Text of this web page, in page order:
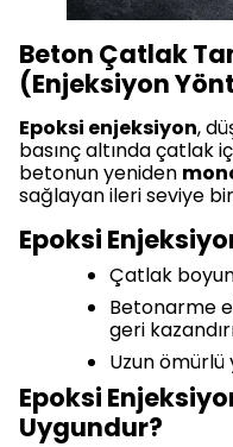
Beton Çatlak
(Enjeksiyon
Epoksi enjeksiyon,
basınç altında çatlak
betonun yeniden
sağlayan ileri seviye
Epoksi
Çatlak
Betonarme
geri
Uzun ömürlü
Epoksi
Uygundur?